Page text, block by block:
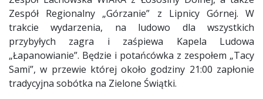
Zespół Regionalny „Górzanie” z Lipnicy Górnej. W
trakcie wydarzenia, na ludowo dla wszystkich
przybyłych zagra i zaśpiewa Kapela Ludowa
„Łapanowianie”. Będzie i potańcówka z zespołem „Tacy
Sami”, w przewie której około godziny 21:00 zapłonie
tradycyjna sobótka na Zielone Świątki.